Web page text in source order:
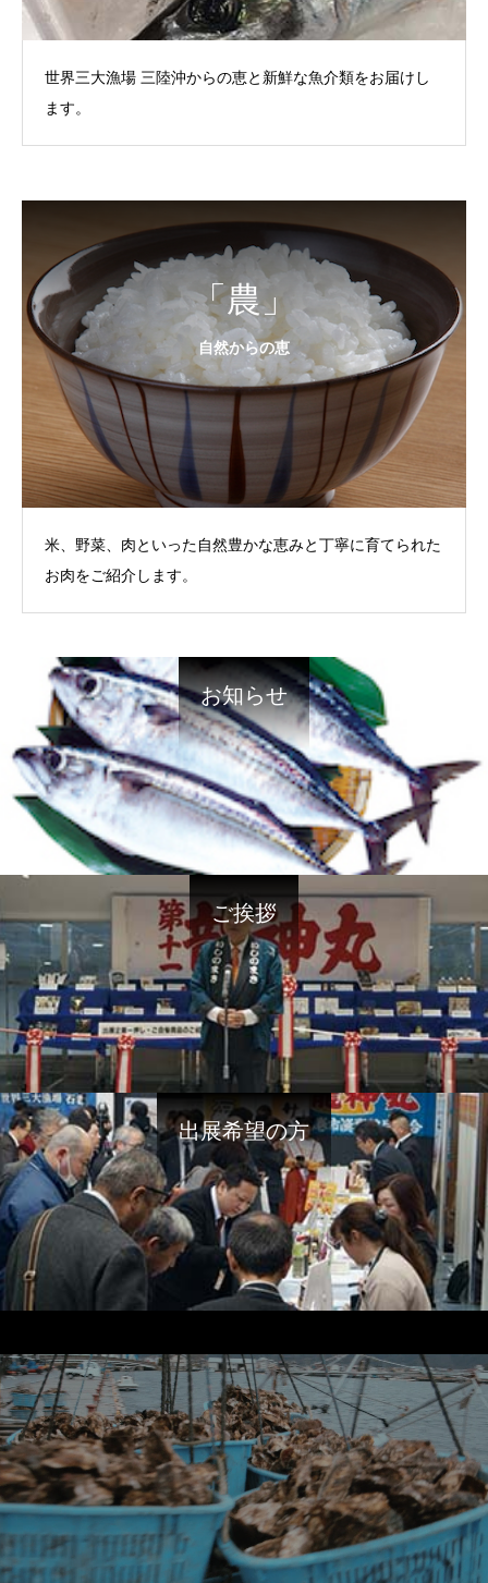
世界三大漁場 三陸沖からの恵と新鮮な魚介類をお届けし
ます。
「農」
自然からの恵
米、野菜、肉といった自然豊かな恵みと丁寧に育てられた
お肉をご紹介します。
お知らせ
ご挨拶
出展希望の方